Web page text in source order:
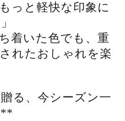
っと軽快な印象に
着いた色でも、重
れたおしゃれを楽
る、 今シーズン一